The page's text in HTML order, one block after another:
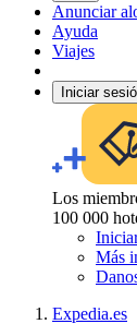
Anunciar
Ayuda
Viajes
Iniciar
Los
100 000
Más
Expedia.es